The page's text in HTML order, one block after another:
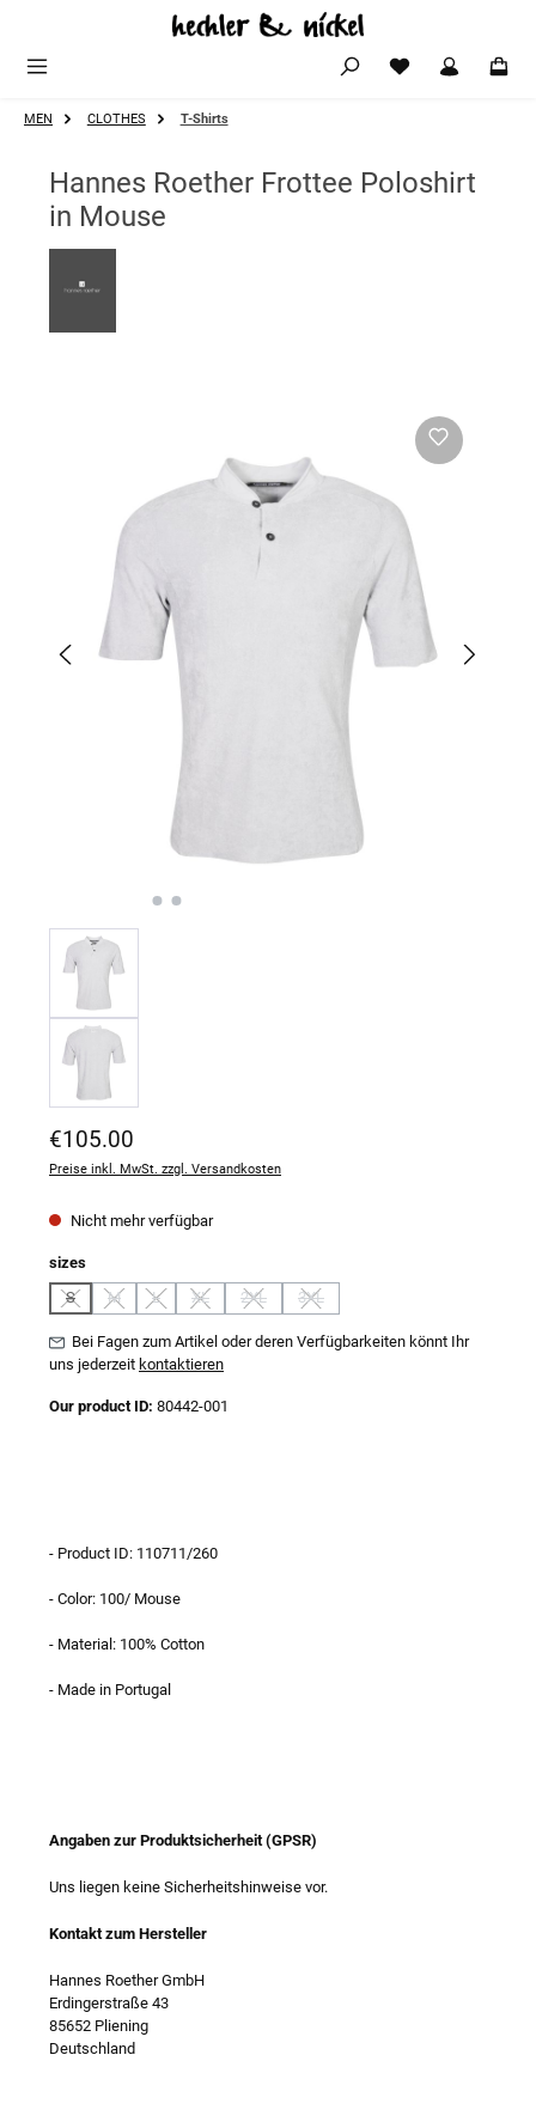
Zum Hauptinhalt springen
MEN CLOTHES T-Shirts
Hannes Roether Frottee Poloshirt
in Mouse
Regulärer Preis:
€105.00
Preise inkl. MwSt. zzgl. Versandkosten
Nicht mehr verfügbar
sizesauswählen
S
(Diese Option ist zurzeit nicht verfügbar.)
M
(Diese Option ist zurzeit nicht verfügbar.)
L
(Diese Option ist zurzeit nicht verfügbar.)
XL
(Diese Option ist zurzeit nicht verfügbar.)
2XL
(Diese Option ist zurzeit nicht verfügbar.)
3XL
(Diese Option ist zurzeit nicht
Bei Fagen zum Artikel oder deren Verfügbarkeiten könnt Ihr
uns jederzeit kontaktieren
Our product ID: 80442-001
- Product ID: 110711/260
- Color: 100/ Mouse
- Material: 100% Cotton
- Made in Portugal
Angaben zur Produktsicherheit (GPSR)
Uns liegen keine Sicherheitshinweise vor.
Kontakt zum Hersteller
Hannes Roether GmbH
Erdingerstraße 43
85652 Pliening
Deutschland